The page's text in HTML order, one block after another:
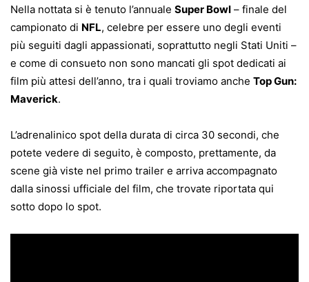
Nella nottata si è tenuto l’annuale Super Bowl – finale del
campionato di NFL, celebre per essere uno degli eventi
più seguiti dagli appassionati, soprattutto negli Stati Uniti –
e come di consueto non sono mancati gli spot dedicati ai
film più attesi dell’anno, tra i quali troviamo anche Top Gun:
Maverick.
L’adrenalinico spot della durata di circa 30 secondi, che
potete vedere di seguito, è composto, prettamente, da
scene già viste nel primo trailer e arriva accompagnato
dalla sinossi ufficiale del film, che trovate riportata qui
sotto dopo lo spot.